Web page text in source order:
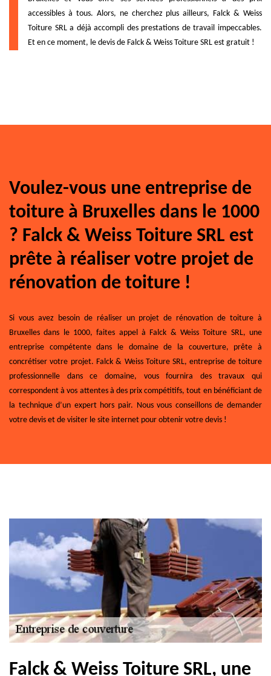
accessibles à tous. Alors, ne cherchez plus ailleurs, Falck & Weiss
Toiture SRL a déjà accompli des prestations de travail impeccables.
Et en ce moment, le devis de Falck & Weiss Toiture SRL est gratuit !
Voulez-vous une entreprise de
toiture à Bruxelles dans le 1000
? Falck & Weiss Toiture SRL est
prête à réaliser votre projet de
rénovation de toiture !
Si vous avez besoin de réaliser un projet de rénovation de toiture à
Bruxelles dans le 1000, faites appel à Falck & Weiss Toiture SRL, une
entreprise compétente dans le domaine de la couverture, prête à
concrétiser votre projet. Falck & Weiss Toiture SRL, entreprise de toiture
professionnelle dans ce domaine, vous fournira des travaux qui
correspondent à vos attentes à des prix compétitifs, tout en bénéficiant de
la technique d’un expert hors pair. Nous vous conseillons de demander
votre devis et de visiter le site internet pour obtenir votre devis !
Falck & Weiss Toiture SRL, une